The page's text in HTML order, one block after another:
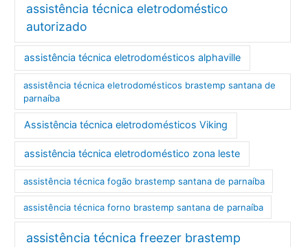
assistência técnica eletrodoméstico
autorizado
assistência técnica eletrodomésticos alphaville
assistência técnica eletrodomésticos brastemp santana de
parnaíba
Assistência técnica eletrodomésticos Viking
assistência técnica eletrodoméstico zona leste
assistência técnica fogão brastemp santana de parnaíba
assistência técnica forno brastemp santana de parnaíba
assistência técnica freezer brastemp